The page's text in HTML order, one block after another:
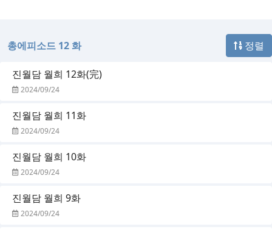
총에피소드 12 화 정렬
진월담 월희 12화(完)
2024/09/24
진월담 월희 11화
2024/09/24
진월담 월희 10화
2024/09/24
진월담 월희 9화
2024/09/24